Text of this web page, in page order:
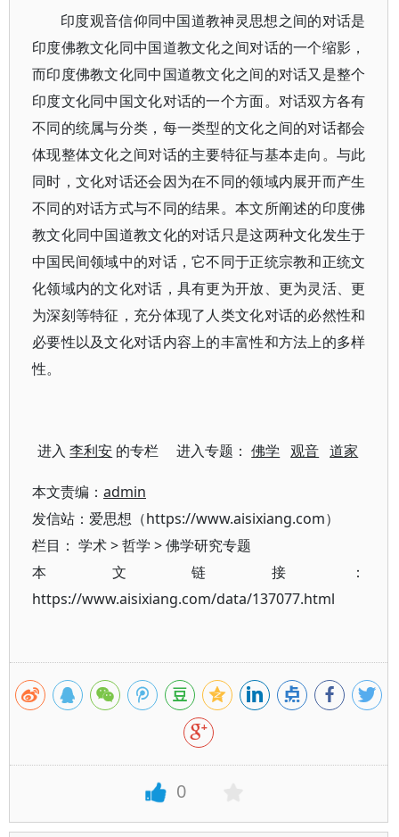
印度观音信仰同中国道教神灵思想之间的对话是
印度佛教文化同中国道教文化之间对话的一个缩影，
而印度佛教文化同中国道教文化之间的对话又是整个
印度文化同中国文化对话的一个方面。对话双方各有
不同的统属与分类，每一类型的文化之间的对话都会
体现整体文化之间对话的主要特征与基本走向。与此
同时，文化对话还会因为在不同的领域内展开而产生
不同的对话方式与不同的结果。本文所阐述的印度佛
教文化同中国道教文化的对话只是这两种文化发生于
中国民间领域中的对话，它不同于正统宗教和正统文
化领域内的文化对话，具有更为开放、更为灵活、更
为深刻等特征，充分体现了人类文化对话的必然性和
必要性以及文化对话内容上的丰富性和方法上的多样
性。
进入李利安 的专栏 进入专题：佛学 观音 道家
本文责编： admin
发信站：爱思想（https://www.aisixiang.com）
栏目： 学术>哲学 >佛学研究专题
本文链接：
https://www.aisixiang.com/data/137077.html
0